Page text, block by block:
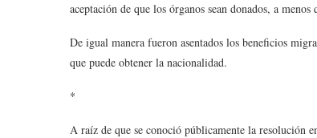
aceptación de que los órganos sean donados, a
De igual manera fueron asentados los beneficios
que puede obtener la nacionalidad.
*
A raíz de que se conoció públicamente la resolución